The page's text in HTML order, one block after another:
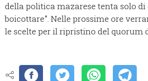
della politica mazarese tenta solo di
boicottare”. Nelle prossime ore
le scelte per il ripristino del quorum